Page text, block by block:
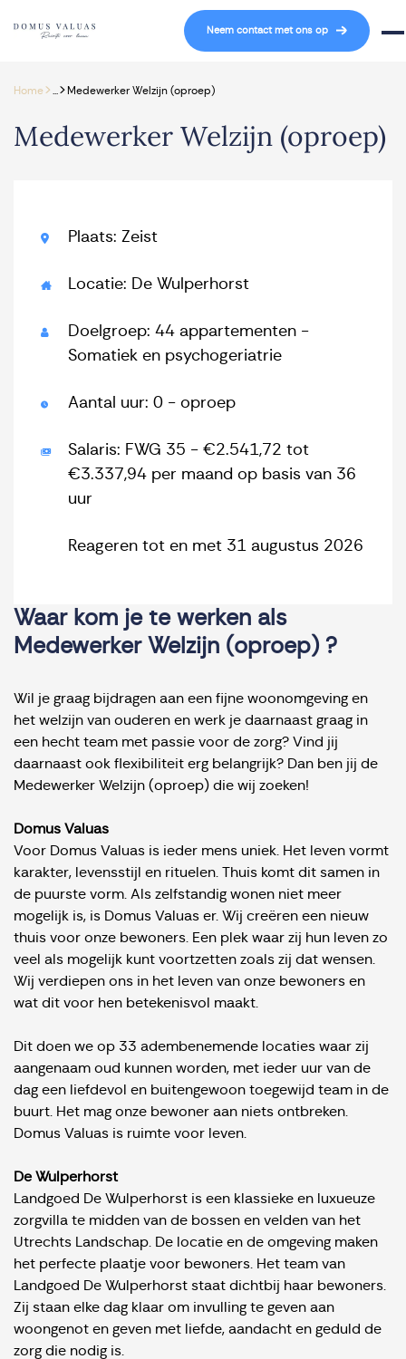
Navigatie overslaan
Neem contact met ons op
Home> > Medewerker Welzijn (oproep)
Medewerker Welzijn (oproep)
Plaats: Zeist
Locatie: De Wulperhorst
Doelgroep: 44 appartementen -
Somatiek en psychogeriatrie
Aantal uur: 0 - oproep
Salaris: FWG 35 - €2.541,72 tot
€3.337,94 per maand op basis van 36
uur
Reageren tot en met 31 augustus 2026
Waar kom je te werken als
Medewerker Welzijn (oproep) ?
Wil je graag bijdragen aan een fijne woonomgeving en
het welzijn van ouderen en werk je daarnaast graag in
een hecht team met passie voor de zorg? Vind jij
daarnaast ook flexibiliteit erg belangrijk? Dan ben jij de
Medewerker Welzijn (oproep) die wij zoeken!
Domus Valuas
Voor Domus Valuas is ieder mens uniek. Het leven vormt
karakter, levensstijl en rituelen. Thuis komt dit samen in
de puurste vorm. ​Als zelfstandig wonen niet meer
mogelijk is, is Domus Valuas er. ​Wij creëren een nieuw
thuis voor onze bewoners. ​Een plek waar zij hun leven zo
veel als mogelijk kunt voortzetten zoals zij dat wensen. ​
Wij verdiepen ons in het leven van onze bewoners en
wat dit voor hen betekenisvol maakt. ​
Dit doen we op 33 adembenemende locaties waar zij
aangenaam oud kunnen worden, met ieder uur van de
dag een liefdevol en buitengewoon toegewijd team in de
buurt. Het mag onze bewoner aan niets ontbreken. ​
Domus Valuas is ruimte voor leven​.
De Wulperhorst
Landgoed De Wulperhorst is een klassieke en luxueuze
zorgvilla te midden van de bossen en velden van het
Utrechts Landschap. De locatie en de omgeving maken
het perfecte plaatje voor bewoners. Het team van
Landgoed De Wulperhorst staat dichtbij haar bewoners.
Zij staan elke dag klaar om invulling te geven aan
woongenot en geven met liefde, aandacht en geduld de
zorg die nodig is.